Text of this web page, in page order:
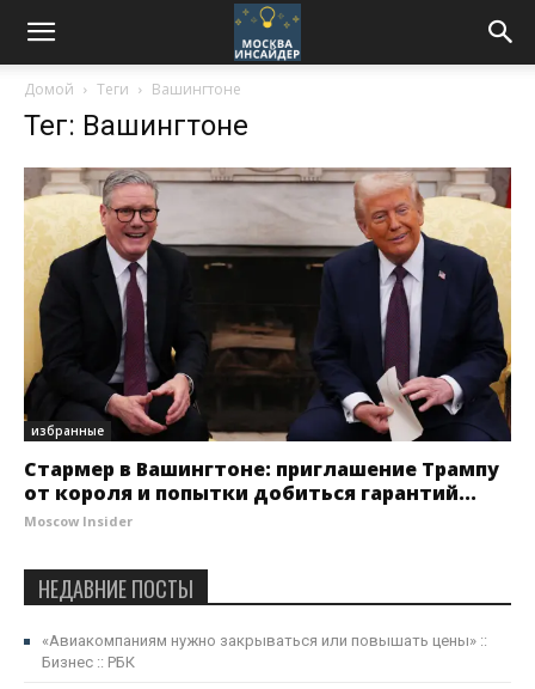
Домой Теги Вашингтоне
Тег: Вашингтоне
избранные
Стармер в Вашингтоне: приглашение Трампу
от короля и попытки добиться гарантий...
Moscow Insider
НЕДАВНИЕ ПОСТЫ
«Авиакомпаниям нужно закрываться или повышать цены» ::
Бизнес :: РБК